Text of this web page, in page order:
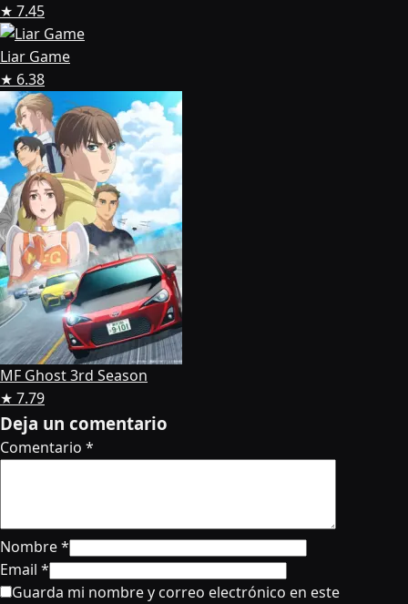
★ 7.45
Liar Game
★ 6.38
MF Ghost 3rd Season
★ 7.79
Deja un comentario
Comentario *
Nombre*
Email *
Guarda mi nombre y correo electrónico en este